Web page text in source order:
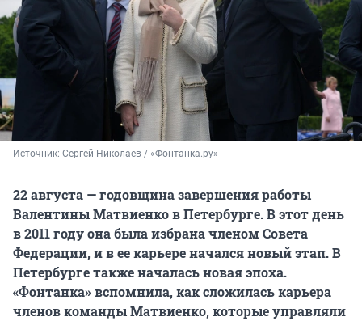
Источник: Сергей Николаев / «Фонтанка.ру»
22 августа — годовщина завершения работы
Валентины Матвиенко в Петербурге. В этот день
в 2011 году она была избрана членом Совета
Федерации, и в ее карьере начался новый этап. В
Петербурге также началась новая эпоха.
«Фонтанка» вспомнила, как сложилась карьера
членов команды Матвиенко, которые управляли